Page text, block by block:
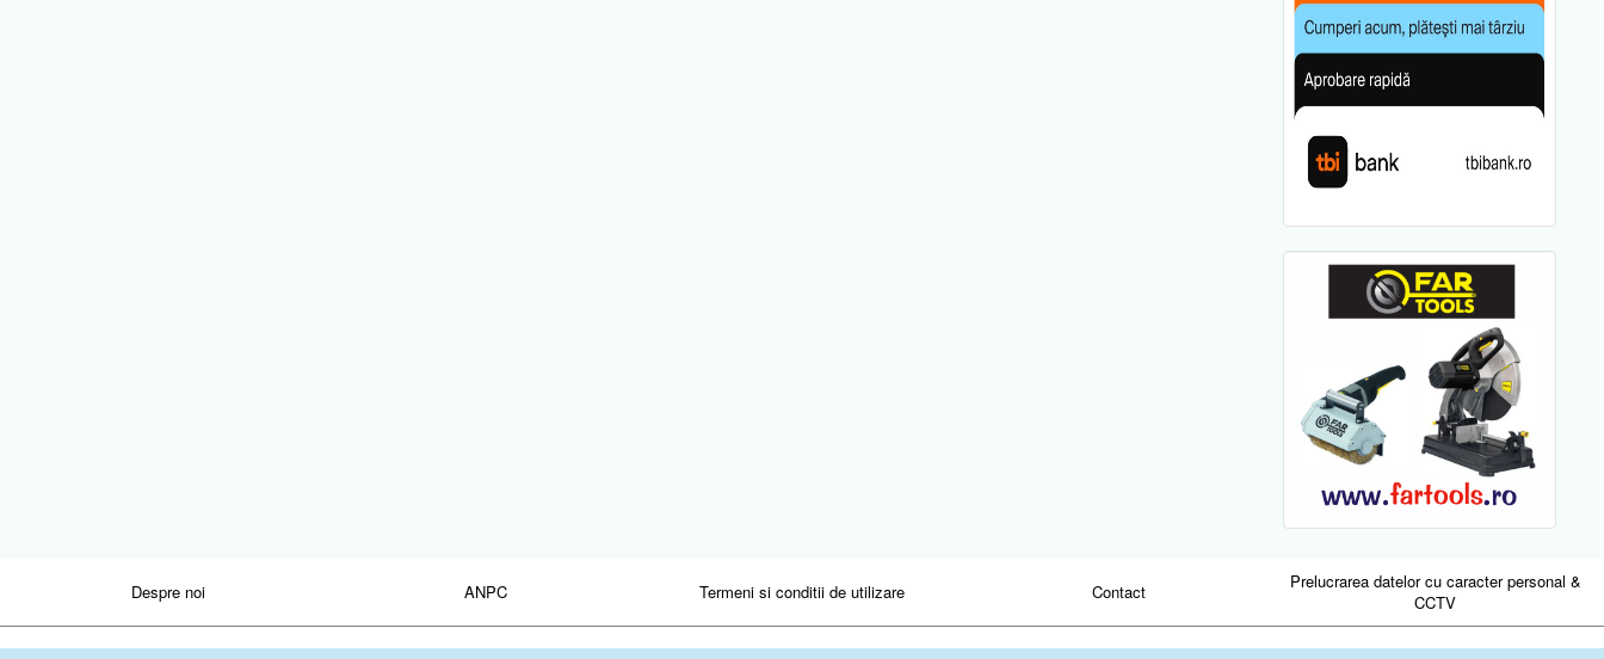
Despre noi ANPC Termeni si conditii de utilizare Contact
Prelucrarea datelor cu caracter personal &
CCTV